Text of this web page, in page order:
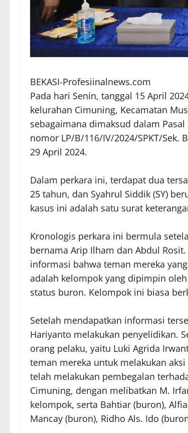
BEKASI-Profesiinalnews.com
Pada hari Senin, tanggal 15 April
kelurahan Cimuning, Kecamatan
sebagaimana dimaksud dalam
nomor LP/B/116/IV/2024/SPKT/Sek.
29 April 2024.
Dalam perkara ini, terdapat dua
25 tahun, dan Syahrul Siddik (SY)
kasus ini adalah satu surat
Kronologis perkara ini bermula
bernama Arip Ilham dan Abdul
informasi bahwa teman mereka
adalah kelompok yang dipimpin
status buron. Kelompok ini biasa
Setelah mendapatkan informasi
Hariyanto melakukan penyelidikan.
orang pelaku, yaitu Luki Agrida
teman mereka untuk melakukan
telah melakukan pembegalan
Cimuning, dengan melibatkan M.
kelompok, serta Bahtiar (buron),
Mancay (buron), Ridho Als. Ido